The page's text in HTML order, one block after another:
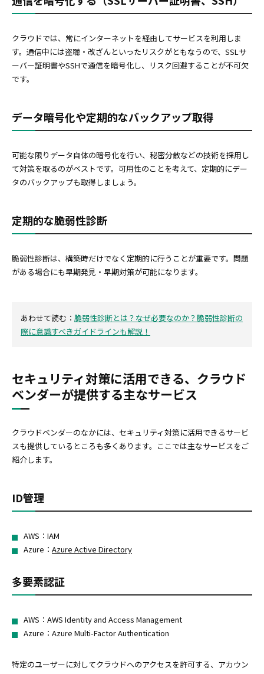
クラウドでは、常にインターネットを経由してサービスを利用しま
す。通信中には盗聴・改ざんといったリスクがともなうので、SSLサ
ーバー証明書やSSHで通信を暗号化し、リスク回避することが不可欠
です。
データ暗号化や定期的なバックアップ取得
可能な限りデータ自体の暗号化を行い、秘密分散などの技術を採用し
て対策を取るのがベストです。可用性のことを考えて、定期的にデー
タのバックアップも取得しましょう。
定期的な脆弱性診断
脆弱性診断は、構築時だけでなく定期的に行うことが重要です。問題
がある場合にも早期発見・早期対策が可能になります。
あわせて読む： 脆弱性診断とは？なぜ必要なのか？脆弱性診断の
際に意識すべきガイドラインも解説！
セキュリティ対策に活用できる、クラウド
ベンダーが提供する主なサービス
クラウドベンダーのなかには、セキュリティ対策に活用できるサービ
スも提供しているところも多くあります。ここでは主なサービスをご
紹介します。
ID管理
AWS：IAM
Azure： Azure Active Directory
多要素認証
AWS：AWS Identity and Access Management
Azure：Azure Multi-Factor Authentication
特定のユーザーに対してクラウドへのアクセスを許可する、アカウン